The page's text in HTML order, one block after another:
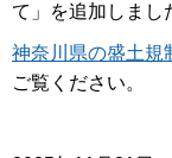
て」を追加しまし
神奈川県の盛土規
ご覧ください。